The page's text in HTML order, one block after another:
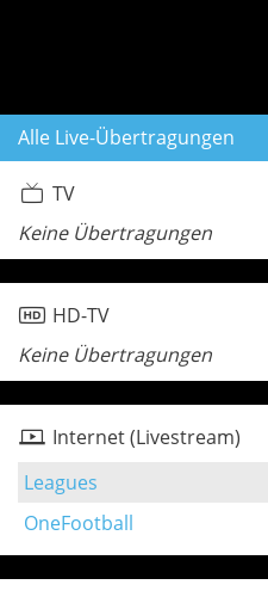
Alle Live-Übertragungen
TV
Keine Übertragungen
HD-TV
Keine Übertragungen
Internet (Livestream)
Leagues
OneFootball